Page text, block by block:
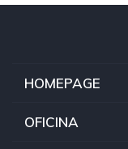
HOMEPAGE
OFICINA